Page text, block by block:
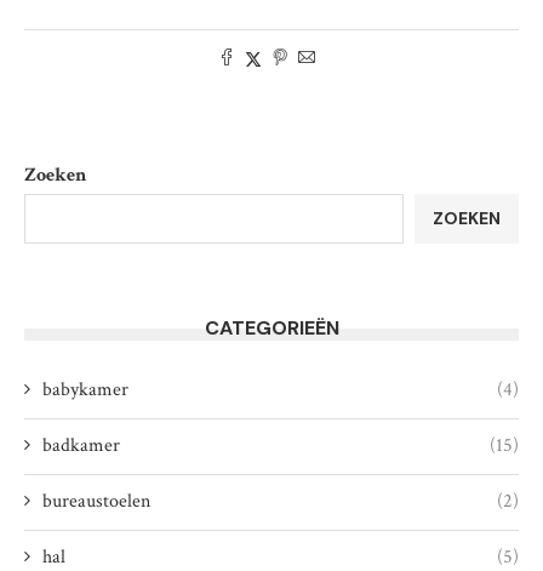
Zoeken
ZOEKEN
CATEGORIEËN
babykamer (4)
badkamer (15)
bureaustoelen (2)
hal (5)